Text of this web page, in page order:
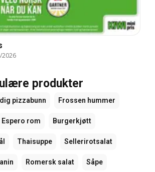
2026
produkter
pizzabunn Frossen hummer
Espero rom Burgerkjøtt
Thaisuppe Sellerirotsalat
Romersk salat Såpe